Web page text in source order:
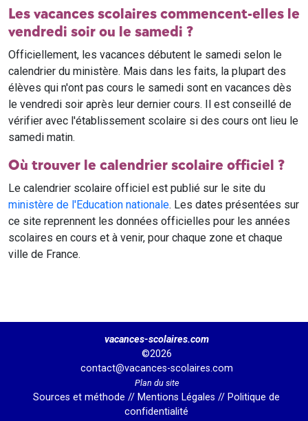
Les vacances scolaires commencent-elles le
vendredi soir ou le samedi ?
Officiellement, les vacances débutent le samedi selon le
calendrier du ministère. Mais dans les faits, la plupart des
élèves qui n'ont pas cours le samedi sont en vacances dès
le vendredi soir après leur dernier cours. Il est conseillé de
vérifier avec l'établissement scolaire si des cours ont lieu le
samedi matin.
Où trouver le calendrier scolaire officiel ?
Le calendrier scolaire officiel est publié sur le site du
ministère de l'Education nationale. Les dates présentées sur
ce site reprennent les données officielles pour les années
scolaires en cours et à venir, pour chaque zone et chaque
ville de France.
vacances-scolaires.com
©2026
contact@vacances-scolaires.com
Plan du site
Sources et méthode // Mentions Légales // Politique de
confidentialité